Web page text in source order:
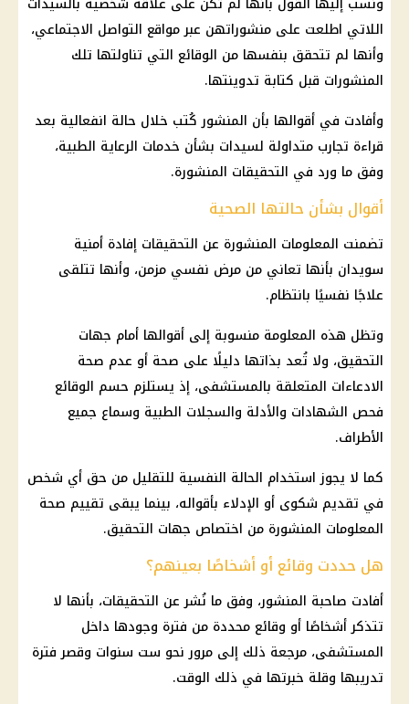
اللاتي اطلعت على منشوراتهن عبر مواقع التواصل الاجتماعي،
وأنها لم تتحقق بنفسها من الوقائع التي تناولتها تلك
المنشورات قبل كتابة تدوينتها.
وأفادت في أقوالها بأن المنشور كُتب خلال حالة انفعالية بعد
قراءة تجارب متداولة لسيدات بشأن خدمات الرعاية الطبية،
وفق ما ورد في التحقيقات المنشورة.
أقوال بشأن حالتها الصحية
تضمنت المعلومات المنشورة عن التحقيقات إفادة أمنية
سويدان بأنها تعاني من مرض نفسي مزمن، وأنها تتلقى
علاجًا نفسيًا بانتظام.
وتظل هذه المعلومة منسوبة إلى أقوالها أمام جهات
التحقيق، ولا تُعد بذاتها دليلًا على صحة أو عدم صحة
الادعاءات المتعلقة بالمستشفى، إذ يستلزم حسم الوقائع
فحص الشهادات والأدلة والسجلات الطبية وسماع جميع
الأطراف.
كما لا يجوز استخدام الحالة النفسية للتقليل من حق أي شخص
في تقديم شكوى أو الإدلاء بأقواله، بينما يبقى تقييم صحة
المعلومات المنشورة من اختصاص جهات التحقيق.
هل حددت وقائع أو أشخاصًا بعينهم؟
أفادت صاحبة المنشور، وفق ما نُشر عن التحقيقات، بأنها لا
تتذكر أشخاصًا أو وقائع محددة من فترة وجودها داخل
المستشفى، مرجعة ذلك إلى مرور نحو ست سنوات وقصر فترة
تدريبها وقلة خبرتها في ذلك الوقت.